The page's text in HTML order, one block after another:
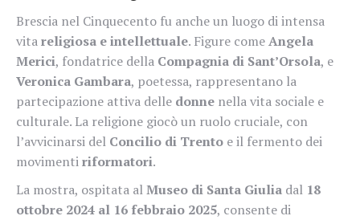
Brescia nel Cinquecento fu anche un luogo di intensa
vitareligiosa e intellettuale. Figure comeAngela
Merici, fondatrice della Compagnia di Sant’Orsola, e
Veronica Gambara, poetessa, rappresentano la
partecipazione attiva delle donne nella vita sociale e
culturale. La religione giocò un ruolo cruciale, con
l’avvicinarsi del Concilio di Trento e il fermento dei
movimentiriformatori.
La mostra, ospitata alMuseo di Santa Giulia dal 18
ottobre 2024 al 16 febbraio 2025, consente di